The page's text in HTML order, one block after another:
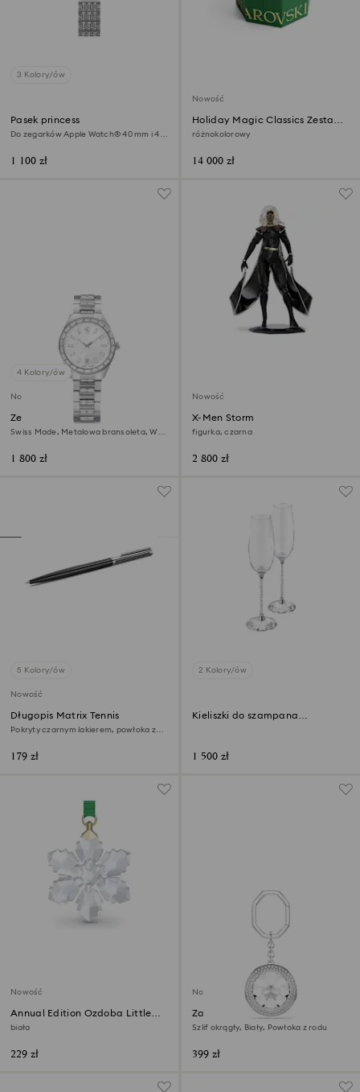
3 Kolory/ów
Pasek princess
Do zegarków Apple Watch® 40 mm i 41
1 100 zł
Nowość
Holiday Magic Classics Zestaw
ozdób na choinkę
różnokolorowy
14 000 zł
4 Kolory/ów
Nowość
Zegarek Matrix date
Swiss Made, Metalowa bransoleta, W
1 800 zł
Nowość
X-Men Storm
figurka, czarna
2 800 zł
5 Kolory/ów
Nowość
Długopis Matrix Tennis
Pokryty czarnym lakierem, powłoka z
179 zł
2 Kolory/ów
Kieliszki do szampana
1 500 zł
Nowość
Annual Edition Ozdoba Little
Snowflake 2026
biała
229 zł
Nowość
Zawieszka do torebki
Szlif okrągły, Biały, Powłoka z rodu
399 zł